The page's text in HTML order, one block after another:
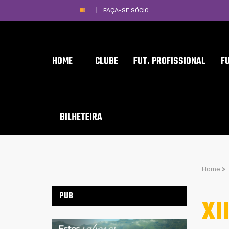
FAÇA-SE SÓCIO
HOME CLUBE FUT. PROFISSIONAL
BILHETEIRA
Home >
PUB